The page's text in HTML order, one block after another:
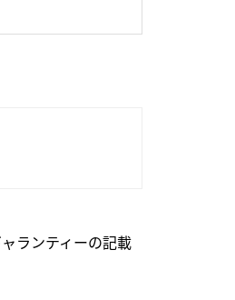
ランティーの記載